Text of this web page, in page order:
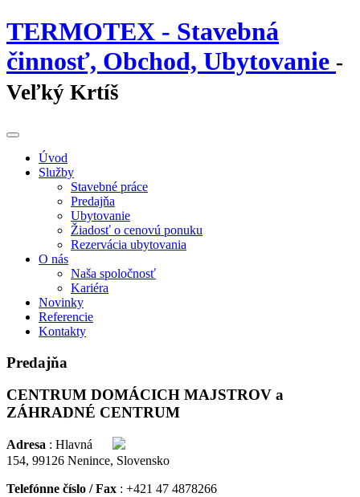
TERMOTEX - Stavebná
činnosť, Obchod, Ubytovanie -
Veľký Krtíš
Úvod
Služby
Stavebné práce
Predajňa
Ubytovanie
Žiadosť o cenovú ponuku
Rezervácia ubytovania
O nás
Naša spoločnosť
Kariéra
Novinky
Referencie
Kontakty
Predajňa
CENTRUM DOMÁCICH MAJSTROV a
ZÁHRADNÉ CENTRUM
Adresa : Hlavná
154, 99126 Nenince, Slovensko
Telefónne číslo / Fax : +421 47 4878266